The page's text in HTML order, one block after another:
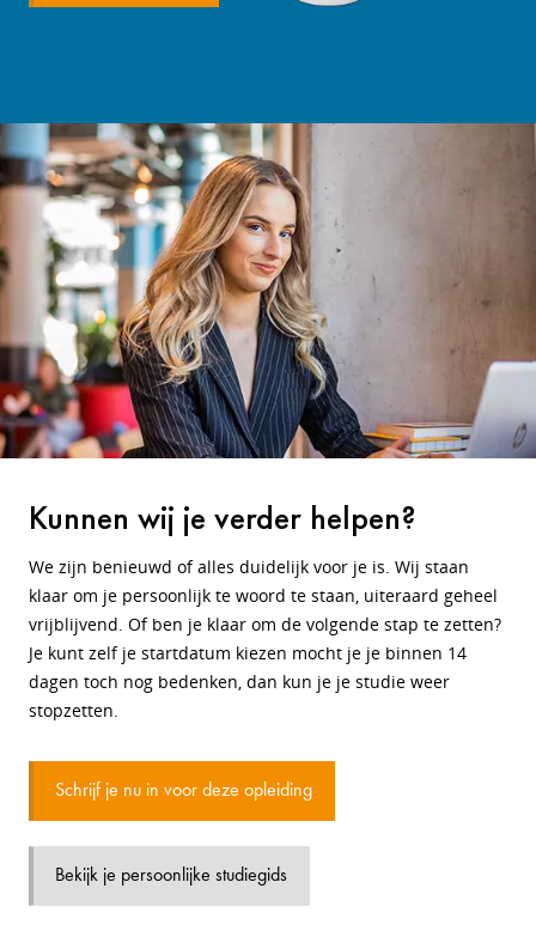
Kunnen wij je verder helpen?
We zijn benieuwd of alles duidelijk voor je is. Wij staan
klaar om je persoonlijk te woord te staan, uiteraard geheel
vrijblijvend. Of ben je klaar om de volgende stap te zetten?
Je kunt zelf je startdatum kiezen mocht je je binnen 14
dagen toch nog bedenken, dan kun je je studie weer
stopzetten.
Schrijf je nu in voor deze opleiding
Bekijk je persoonlijke studiegids